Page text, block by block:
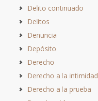
Delito continuado
Delitos
Denuncia
Depósito
Derecho
Derecho a la intimidad
Derecho a la prueba